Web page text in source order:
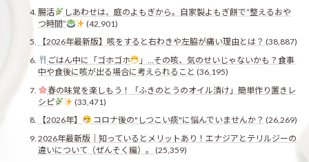
腸活
しあわせは、庭のよもぎから。自家製よもぎ餅で“整えるおや
つ時間”
(42,901)
【2026年最新版】咳をすると右わきや左脇が痛い理由とは？ (38,887)
ごはん中に「ゴホゴホ
」…その咳、気のせいじゃないかも？食事
中や食後に咳が出る場合に考えられること (36,195)
春の味覚を楽しもう！「ふきのとうのオイル漬け」簡単作り置きレ
シピ
(33,471)
【2026年】
コロナ後の"しつこい痰"に悩んでいませんか？ (26,269)
2026年最新版｜知っているとメリットあり！エナジアとテリルジーの
違いについて（ぜんそく編）。
(25,359)